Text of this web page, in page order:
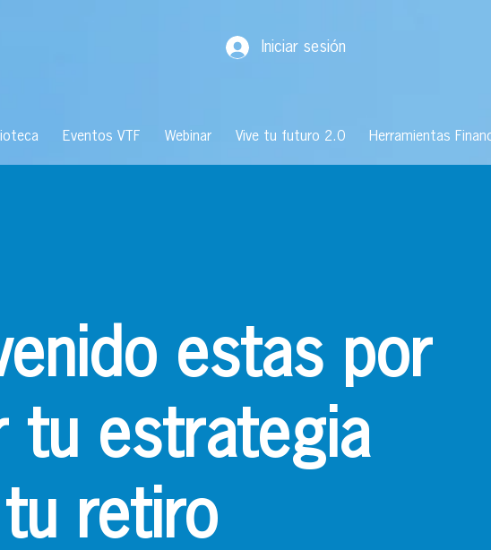
Iniciar sesión
Eventos VTF Webinar Vive tu futuro 2.0 Herramientas
estas por
tu estrategia
retiro